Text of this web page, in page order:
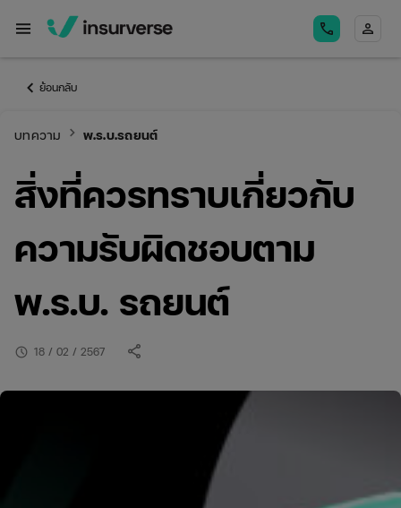
menu call person
keyboard_arrow_left ย้อนกลับ
บทความ keyboard_arrow_right พ.ร.บ.รถยนต์
สิ่งที่ควรทราบเกี่ยวกับ
ความรับผิดชอบตาม
พ.ร.บ. รถยนต์
schedule 18 / 02 / 2567 share